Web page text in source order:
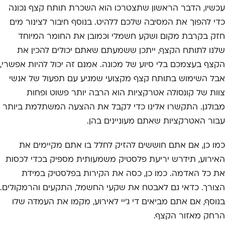
עכשיו, הדבר הראשון שתצטרכו הוא השכרת תותח קצף נכונה
כדי להפוך את המסיבה שלכם ללהיט. בנוסף חיבור לצינור מים
חזק בקרבת מקום ושקע חשמלי וכמובן את החומר המיוחד
שלנו לתותח הקצף, ייתכן ששמעתם שאתם יכולים להכין את
הקצף בעצמכם בלי סיוע של מכונה. אמנם זה יכול להיות אפשרי,
אבל השימוש בתותח קצף מקצועי שמגיע עם תפעול של אנשי
צוות של קונסולה אטרקציות הוא הרבה יותר פשוט ופחות
מבולגן. התקשרו אלינו כדי לקבל את ההצעה המשתלמת ביותר
עבור האטרקציות שאתם מעוניינים בהן.
כמו כן, אם אתם חוששים להזיק לחלל בו אתם מקיימים את
האירוע, תידרש יריעת פלסטיק משמעותית מספיק בכדי לכסות
את כל האדמה. כמו כן, כסה את הקירות בפלסטיק במידת
הצורך. כדאי גם לאבטח את שקעי החשמל, התקעים והרמקולים.
בנוסף, אם אתם מביאים די ג'יי לאירוע, מקמו את העמדה שלו
הרחק מאזור הקצף.